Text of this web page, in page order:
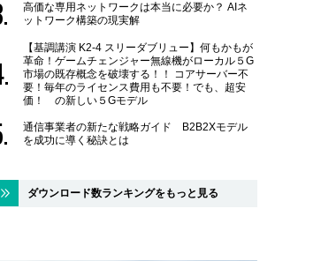
高価な専用ネットワークは本当に必要か？ AIネ
ットワーク構築の現実解
【基調講演 K2-4 スリーダブリュー】何もかもが
革命！ゲームチェンジャー無線機がローカル５G
市場の既存概念を破壊する！！ コアサーバー不
要！毎年のライセンス費用も不要！でも、超安
価！ の新しい５Gモデル
通信事業者の新たな戦略ガイド B2B2Xモデル
を成功に導く秘訣とは
ダウンロード数ランキングをもっと見る